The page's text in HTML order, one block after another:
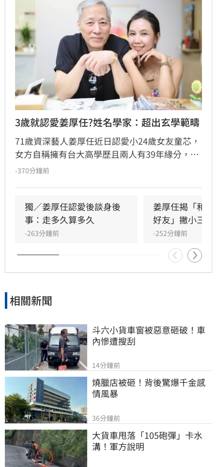
3歲就認愛姜厚任?姓名學家：超出玄學範疇
71歲資深藝人姜厚任近日認愛小24歲女友童芯，
女方自稱擁有台大高學歷且兩人有39年緣分，引
發熱議。隨後女方過往背景遭網友起底，包括多
恐有違反姓名條例疑慮，且其自稱三歲即認定對
方為老公的說法邏輯矛盾。吳睿穎直言，這段戀
情的人設背景過於離奇，已完全超出玄學範疇，
引發各界對女方真實動機的廣泛討論，這段戀情
也因此成為近期演藝圈備受矚目的焦點話題。
-370分鐘前
獨／姜厚任認愛後談身後
事：走多久算多久
-263分鐘前
姜厚任揭「和
好友」撇小三傳
-252分鐘前
相關新聞
斗六小貨車窗被惡意砸破！車
內慘遭搜刮
14分鐘前
燒臘店被砸！背後驚爆千金感
情風暴
36分鐘前
大貨車甩落「105砲彈」卡水
溝！軍方說明